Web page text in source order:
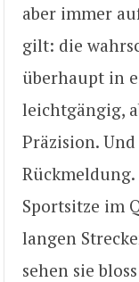
aber immer
gilt: die
überhaupt in
leichtgängig,
Präzision.
Rückmeldung.
Sportsitze im
langen
sehen sie